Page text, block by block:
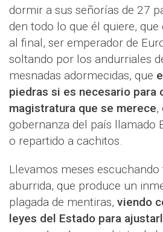
dormir a sus señorías de 27
den todo lo que él quiere, que
al final, ser emperador de
soltando por los andurriales
mesnadas adormecidas, que
piedras si es necesario para
magistratura que se merece,
gobernanza del país llamado
o repartido a cachitos.
Llevamos meses
aburrida, que produce un
plagada de mentiras, viendo
leyes del Estado para